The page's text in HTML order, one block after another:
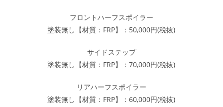
フロントハーフスポイラー
塗装無し【材質：FRP】：50,000円(税抜)
サイドステップ
塗装無し【材質：FRP】：70,000円(税抜)
リアハーフスポイラー
塗装無し【材質：FRP】：60,000円(税抜)